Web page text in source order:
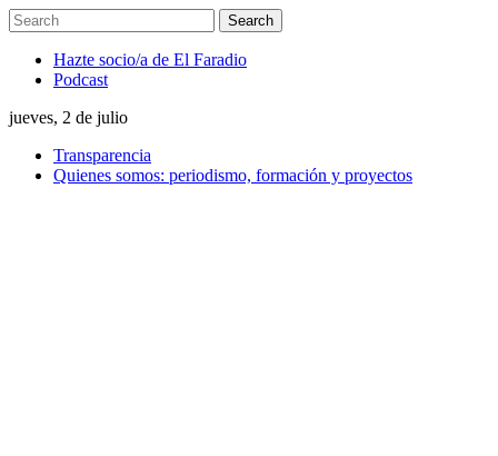
Hazte socio/a de El Faradio
Podcast
jueves, 2 de julio
Transparencia
Quienes somos: periodismo, formación y proyectos